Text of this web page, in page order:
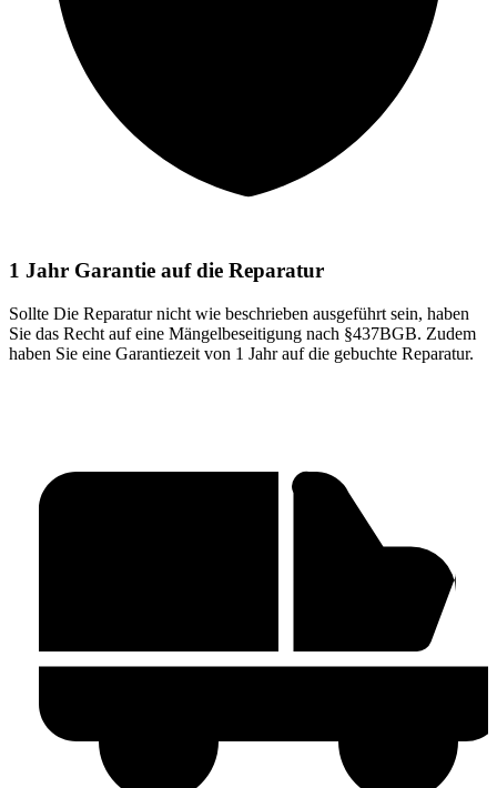
1 Jahr Garantie auf die Reparatur
Sollte Die Reparatur nicht wie beschrieben ausgeführt sein, haben
Sie das Recht auf eine Mängelbeseitigung nach §437BGB. Zudem
haben Sie eine Garantiezeit von 1 Jahr auf die gebuchte Reparatur.